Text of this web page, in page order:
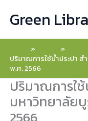
Green
ปริมาณการใช้น้ำประปา
พ.ศ. 2566
ปริมาณการใ
มหาวิทยาลัย
ม.ค.
ก.พ.
มี.ค.